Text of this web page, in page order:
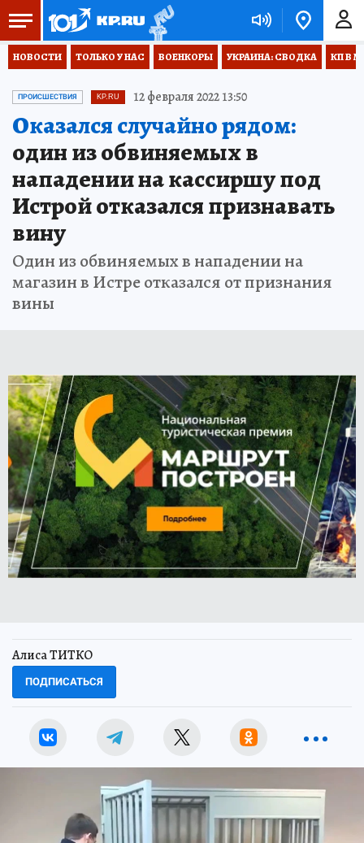
НОВОСТИ ТОЛЬКО У НАС ВОЕНКОРЫ УКРАИНА: СВОДКА КП В
ПРОИСШЕСТВИЯ KP.RU 12 февраля 2022 13:50
Оказался случайно рядом:
один из обвиняемых в
нападении на кассиршу под
Истрой отказался признавать
вину
Один из обвиняемых в нападении на
магазин в Истре отказался от признания
вины
Алиса ТИТКО
ПОДПИСАТЬСЯ